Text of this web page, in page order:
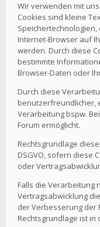
Wir verwenden mit
Cookies sind kleine
Internet-Browser auf
werden. Durch diese
bestimmte
Browser-Daten oder
Durch diese
benutzerfreundlicher,
Verarbeitung bspw.
Forum ermöglicht.
Rechtsgrundlage
DSGVO, sofern diese
oder
Falls die Verarbeitung
Vertragsabwicklung
der Verbesserung
Rechtsgrundlage ist in